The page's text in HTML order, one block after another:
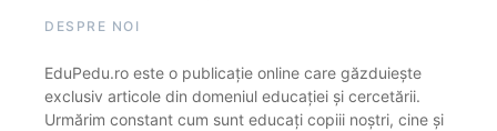
DESPRE NOI
EduPedu.ro este o publicație online care găzduiește
exclusiv articole din domeniul educației și cercetării.
Urmărim constant cum sunt educați copiii noștri, cine și